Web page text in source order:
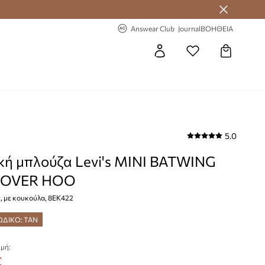
Club
Answear Club JournalΒΟΗΘΕΙΑ
5.0
μπλούζα Levi's MINI BATWING
HOO
με κουκούλα, 8EK422
TAN